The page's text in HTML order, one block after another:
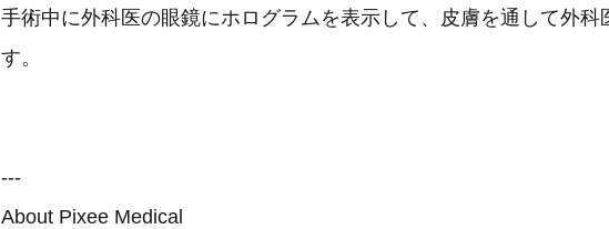
手術中に外科医の眼鏡にホログラムを表示して、皮膚を通して外科
す。
---
About Pixee Medical